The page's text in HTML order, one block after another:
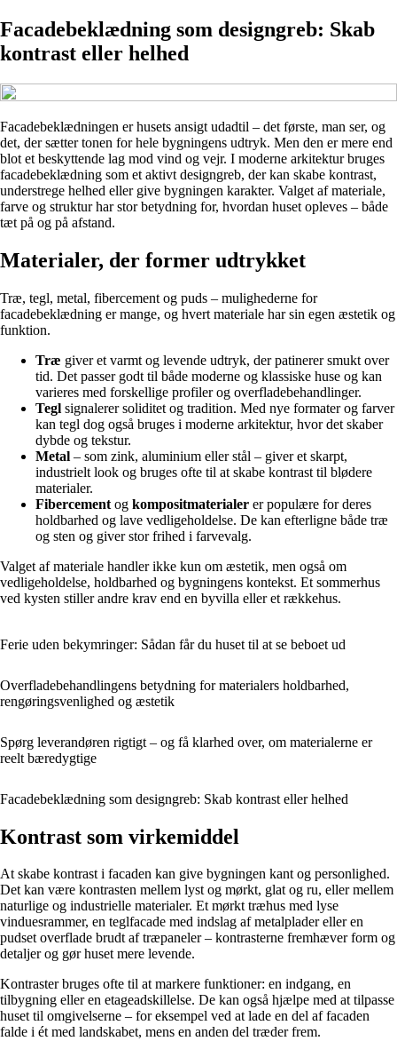
Facadebeklædning som designgreb: Skab
kontrast eller helhed
Facadebeklædningen er husets ansigt udadtil – det første, man ser, og
det, der sætter tonen for hele bygningens udtryk. Men den er mere end
blot et beskyttende lag mod vind og vejr. I moderne arkitektur bruges
facadebeklædning som et aktivt designgreb, der kan skabe kontrast,
understrege helhed eller give bygningen karakter. Valget af materiale,
farve og struktur har stor betydning for, hvordan huset opleves – både
tæt på og på afstand.
Materialer, der former udtrykket
Træ, tegl, metal, fibercement og puds – mulighederne for
facadebeklædning er mange, og hvert materiale har sin egen æstetik og
funktion.
Træ giver et varmt og levende udtryk, der patinerer smukt over
tid. Det passer godt til både moderne og klassiske huse og kan
varieres med forskellige profiler og overfladebehandlinger.
Tegl signalerer soliditet og tradition. Med nye formater og farver
kan tegl dog også bruges i moderne arkitektur, hvor det skaber
dybde og tekstur.
Metal – som zink, aluminium eller stål – giver et skarpt,
industrielt look og bruges ofte til at skabe kontrast til blødere
materialer.
Fibercement og kompositmaterialer er populære for deres
holdbarhed og lave vedligeholdelse. De kan efterligne både træ
og sten og giver stor frihed i farvevalg.
Valget af materiale handler ikke kun om æstetik, men også om
vedligeholdelse, holdbarhed og bygningens kontekst. Et sommerhus
ved kysten stiller andre krav end en byvilla eller et rækkehus.
Ferie uden bekymringer: Sådan får du huset til at se beboet ud
Overfladebehandlingens betydning for materialers holdbarhed,
rengøringsvenlighed og æstetik
Spørg leverandøren rigtigt – og få klarhed over, om materialerne er
reelt bæredygtige
Facadebeklædning som designgreb: Skab kontrast eller helhed
Kontrast som virkemiddel
At skabe kontrast i facaden kan give bygningen kant og personlighed.
Det kan være kontrasten mellem lyst og mørkt, glat og ru, eller mellem
naturlige og industrielle materialer. Et mørkt træhus med lyse
vinduesrammer, en teglfacade med indslag af metalplader eller en
pudset overflade brudt af træpaneler – kontrasterne fremhæver form og
detaljer og gør huset mere levende.
Kontraster bruges ofte til at markere funktioner: en indgang, en
tilbygning eller en etageadskillelse. De kan også hjælpe med at tilpasse
huset til omgivelserne – for eksempel ved at lade en del af facaden
falde i ét med landskabet, mens en anden del træder frem.